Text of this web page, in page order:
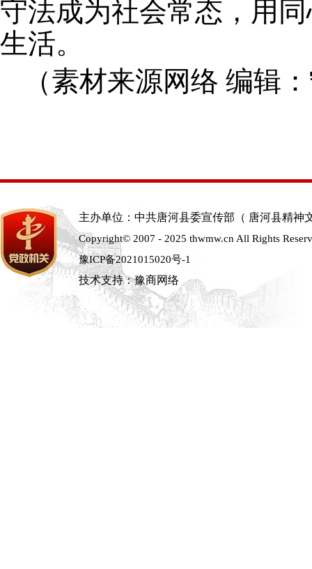
守法成为社会常态，用
生活。
（素材来源网络 编辑
主办单位：中共唐河县委宣传部（ 唐河县精神
Copyright© 2007 - 2025 thwmw.cn All Rights
豫ICP备2021015020号-1
技术支持：豫商网络